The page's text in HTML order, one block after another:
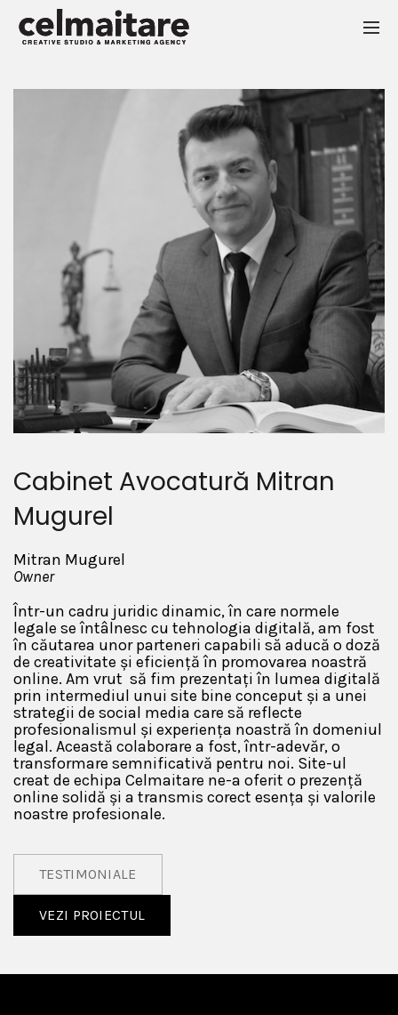
Cabinet Avocatură Mitran
Mugurel
Mitran Mugurel
Owner
Într-un cadru juridic dinamic, în care normele
legale se întâlnesc cu tehnologia digitală, am fost
în căutarea unor parteneri capabili să aducă o doză
de creativitate și eficiență în promovarea noastră
online. Am vrut să fim prezentați în lumea digitală
prin intermediul unui site bine conceput și a unei
strategii de social media care să reflecte
profesionalismul și experiența noastră în domeniul
legal. Această colaborare a fost, într-adevăr, o
transformare semnificativă pentru noi. Site-ul
creat de echipa Celmaitare ne-a oferit o prezență
online solidă și a transmis corect esența și valorile
noastre profesionale.
TESTIMONIALE
VEZI PROIECTUL